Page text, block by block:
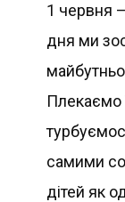
1 червня
дня ми
Плекаємо
самими
дітей як